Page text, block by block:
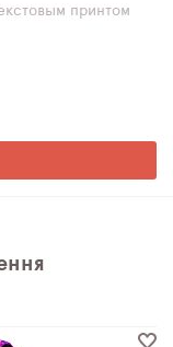
принтом